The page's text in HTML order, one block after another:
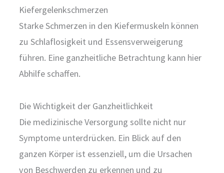
Kiefergelenkschmerzen
Starke Schmerzen in den Kiefermuskeln können
zu Schlaflosigkeit und Essensverweigerung
führen. Eine ganzheitliche Betrachtung kann hier
Abhilfe schaffen.
Die Wichtigkeit der Ganzheitlichkeit
Die medizinische Versorgung sollte nicht nur
Symptome unterdrücken. Ein Blick auf den
ganzen Körper ist essenziell, um die Ursachen
von Beschwerden zu erkennen und zu